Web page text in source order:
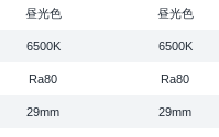
昼光色 昼光色
6500K 6500K
Ra80 Ra80
29mm 29mm